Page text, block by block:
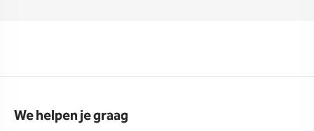
We helpen je graag